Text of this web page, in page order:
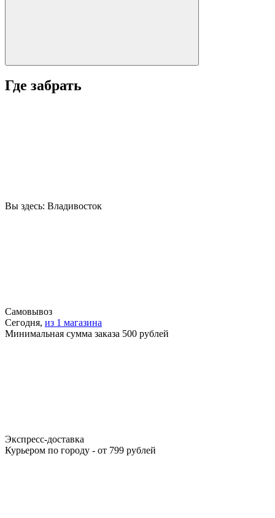
Где забрать
Вы здесь: Владивосток
Самовывоз
Сегодня, из 1 магазина
Минимальная сумма заказа 500 рублей
Экспресс-доставка
Курьером по городу - от 799 рублей